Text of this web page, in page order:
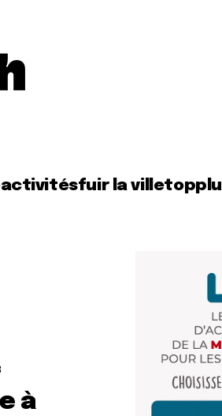
activitésfuir la villetop
à